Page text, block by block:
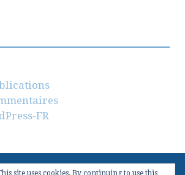
FR
site uses cookies. By continuing to use this